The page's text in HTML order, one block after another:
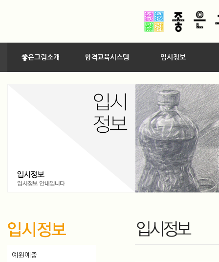
좋은그림소개 합격교육시스템 입시정보
예원예중